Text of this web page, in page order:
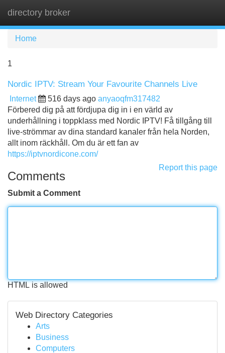
directory broker
Home
1
Nordic IPTV: Stream Your Favourite Channels Live
Internet 516 days ago anyaoqfm317482
Förbered dig på att fördjupa dig in i en värld av
underhållning i toppklass med Nordic IPTV! Få tillgång till
live-strömmar av dina standard kanaler från hela Norden,
allt inom räckhåll. Om du är ett fan av
https://iptvnordicone.com/
Report this page
Comments
Submit a Comment
HTML is allowed
Web Directory Categories
Arts
Business
Computers